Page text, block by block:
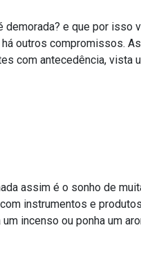
e que por isso
outros compromissos.
com antecedência, vista
assim é o sonho de
instrumentos e
incenso ou ponha um